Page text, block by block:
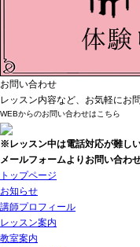
お問い合わせ
レッスン内容など、お気軽にお
WEBからのお問い合わせはこちら
※レッスン中は電話対応が難し
メールフォームよりお問い合わ
トップページ
お知らせ
講師プロフィール
レッスン案内
教室案内